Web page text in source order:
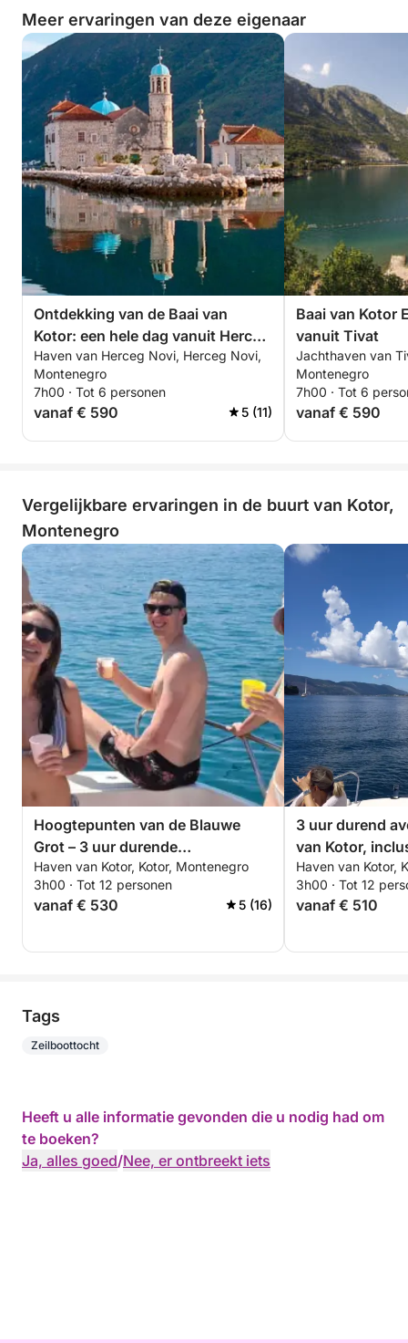
Meer ervaringen van deze eigenaar
Ontdekking van de Baai van
Kotor: een hele dag vanuit Herceg
Novi
Haven van Herceg Novi, Herceg Novi,
Montenegro
7h00 · Tot 6 personen
vanaf € 590 5 (11)
Baai van Kotor
vanuit Tivat
Jachthaven van
Montenegro
7h00 · Tot 6
vanaf € 590
Vergelijkbare ervaringen in de buurt van Kotor,
Montenegro
Hoogtepunten van de Blauwe
Grot – 3 uur durende
privéboottocht
Haven van Kotor, Kotor, Montenegro
3h00 · Tot 12 personen
vanaf € 530 5 (16)
3 uur durend
van Kotor,
culinaire
Haven van Kotor,
3h00 · Tot 12
vanaf € 510
Tags
Zeilboottocht
Heeft u alle informatie gevonden die u nodig had om
te boeken?
Ja, alles goed/Nee, er ontbreekt iets